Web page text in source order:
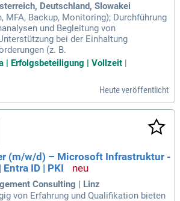
Deutschland, Slowakei
MFA, Backup, Monitoring); Durchführung
und Begleitung von
bei der Einhaltung
(z. B.
| Erfolgsbeteiligung | Vollzeit
Heute veröffentlicht
(m/w/d) – Microsoft Infrastruktur -
ID | PKI
Consulting | Linz
von Erfahrung und Qualifikation bieten